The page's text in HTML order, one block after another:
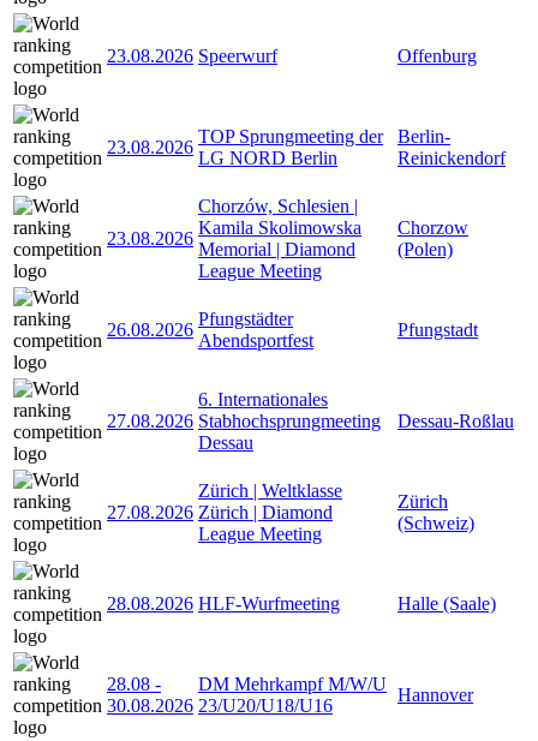
23.08.2026 Speerwurf Offenburg
23.08.2026
TOP Sprungmeeting der
LG NORD Berlin
Berlin-
Reinickendorf
23.08.2026
Chorzów, Schlesien |
Kamila Skolimowska
Memorial | Diamond
League Meeting
Chorzow
(Polen)
26.08.2026
Pfungstädter
Abendsportfest
Pfungstadt
27.08.2026
6. Internationales
Stabhochsprungmeeting
Dessau
Dessau-Roßlau
27.08.2026
Zürich | Weltklasse
Zürich | Diamond
League Meeting
Zürich
(Schweiz)
28.08.2026 HLF-Wurfmeeting Halle (Saale)
28.08 -
30.08.2026
DM Mehrkampf M/W/U
23/U20/U18/U16
Hannover